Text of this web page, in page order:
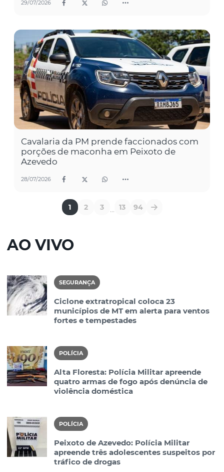
29/07/2026
Cavalaria da PM prende faccionados com
porções de maconha em Peixoto de
Azevedo
28/07/2026
1 2 3 ... 13 94
AO VIVO
SEGURANÇA
Ciclone extratropical coloca 23
municípios de MT em alerta para ventos
fortes e tempestades
POLÍCIA
Alta Floresta: Polícia Militar apreende
quatro armas de fogo após denúncia de
violência doméstica
POLÍCIA
Peixoto de Azevedo: Polícia Militar
apreende três adolescentes suspeitos por
tráfico de drogas